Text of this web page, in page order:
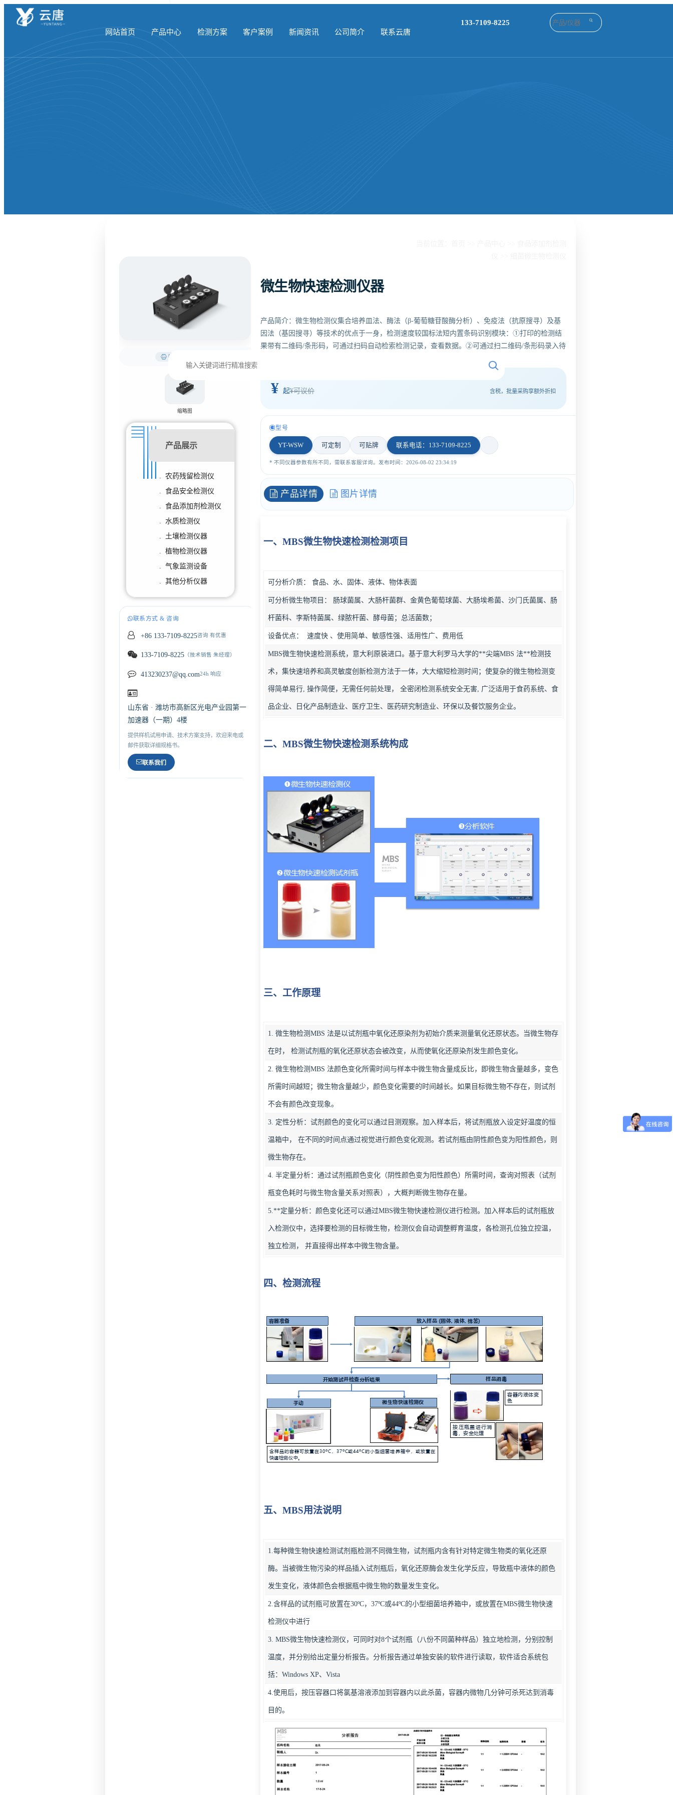
网站首页 产品中心 检测方案 客户案例 新闻资讯 公司简介 联系云唐
133-7109-8225
微生物快速检测仪器
缩略图
产品展示
. 农药残留检测仪
. 食品安全检测仪
. 食品添加剂检测仪
. 水质检测仪
. 土壤检测仪器
. 植物检测仪器
. 气象监测设备
. 其他分析仪器
联系方式 & 咨询
+86 133-7109-8225咨询 有优惠
133-7109-8225（技术销售 朱经理）
413230237@qq.com24h 响应
山东省 · 潍坊市高新区光电产业园第一
加速器（一期）4楼
提供样机试用申请、技术方案支持，欢迎来电或
邮件获取详细规格书。
联系我们
微生物快速检测仪器
产品简介：微生物检测仪集合培养皿法、酶法（β-葡萄糖苷酸酶分析）、免疫法（抗原搜寻）及基
因法（基因搜寻）等技术的优点于一身，检测速度较国标法短内置条码识别模块：①打印的检测结
果带有二维码/条形码，可通过扫码自动检索检测记录，查看数据。②可通过扫二维码/条形码录入待
¥ 起¥可议价 含税，批量采购享额外折扣
型号
YT-WSW 可定制 可贴牌 联系电话：133-7109-8225
* 不同仪器参数有所不同，需联系客服详询。发布时间：2026-08-02 23:34:19
产品详情 图片详情
一、MBS微生物快速检测检测项目
可分析介质： 食品、水、固体、液体、物体表面
可分析微生物项目： 肠球菌属、大肠杆菌群、金黄色葡萄球菌、大肠埃希菌、沙门氏菌属、肠
杆菌科、李斯特菌属、绿脓杆菌、酵母菌；总活菌数；
设备优点： 速度快 、使用简单、敏感性强、适用性广、费用低
MBS微生物快速检测系统，意大利原装进口。基于意大利罗马大学的**尖端MBS 法**检测技
术，集快速培养和高灵敏度创新检测方法于一体，大大缩短检测时间；使复杂的微生物检测变
得简单易行, 操作简便，无需任何前处理， 全密闭检测系统安全无害, 广泛适用于食药系统、食
品企业、日化产品制造业、医疗卫生、医药研究制造业、环保以及餐饮服务企业。
二、MBS微生物快速检测系统构成
三、工作原理
1. 微生物检测MBS 法是以试剂瓶中氧化还原染剂为初始介质来测量氧化还原状态。当微生物存
在时， 检测试剂瓶的氧化还原状态会被改变，从而使氧化还原染剂发生颜色变化。
2. 微生物检测MBS 法颜色变化所需时间与样本中微生物含量成反比，即微生物含量越多，变色
所需时间越短；微生物含量越少，颜色变化需要的时间越长。如果目标微生物不存在，则试剂
不会有颜色改变现象。
3. 定性分析：试剂颜色的变化可以通过目测观察。加入样本后，将试剂瓶放入设定好温度的恒
温箱中， 在不同的时间点通过视觉进行颜色变化观测。若试剂瓶由阴性颜色变为阳性颜色，则
微生物存在。
4. 半定量分析：通过试剂瓶颜色变化（阴性颜色变为阳性颜色）所需时间，查询对照表（试剂
瓶变色耗时与微生物含量关系对照表），大概判断微生物存在量。
5.**定量分析：颜色变化还可以通过MBS微生物快速检测仪进行检测。加入样本后的试剂瓶放
入检测仪中，选择要检测的目标微生物，检测仪会自动调整孵育温度，各检测孔位独立控温，
独立检测， 并直接得出样本中微生物含量。
四、检测流程
五、MBS用法说明
1.每种微生物快速检测试剂瓶检测不同微生物，试剂瓶内含有针对特定微生物类的氧化还原
酶。当被微生物污染的样品插入试剂瓶后，氧化还原酶会发生化学反应，导致瓶中液体的颜色
发生变化，液体颜色会根据瓶中微生物的数量发生变化。
2.含样品的试剂瓶可放置在30ºC，37ºC或44ºC的小型细菌培养箱中，或放置在MBS微生物快速
检测仪中进行
3. MBS微生物快速检测仪，可同时对8个试剂瓶（八份不同菌种样品）独立地检测，分别控制
温度，并分别给出定量分析报告。分析报告通过单独安装的软件进行读取，软件适合系统包
括：Windows XP、Vista
4.使用后，按压容器口将氯基溶液添加到容器内以此杀菌，容器内微物几分钟可杀死达到消毒
目的。